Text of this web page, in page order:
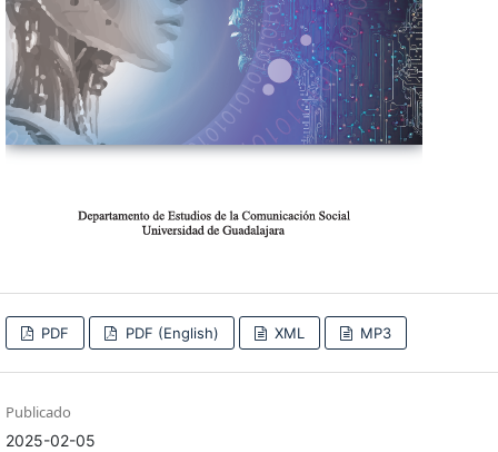
PDF PDF (English) XML MP3
Publicado
2025-02-05